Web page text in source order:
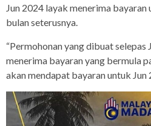
Jun 2024 layak menerima
bulan seterusnya.
“Permohonan yang dibuat selepas
menerima bayaran yang bermula
akan mendapat bayaran untuk Jun